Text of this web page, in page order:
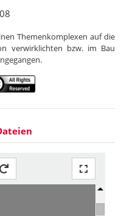
Themenkomplexen auf die
verwirklichten bzw. im Bau